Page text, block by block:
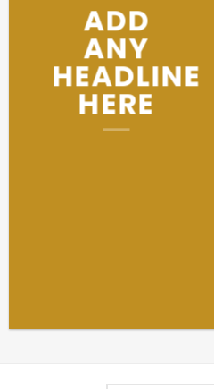
ADD
ANY
HEADLINE
HERE